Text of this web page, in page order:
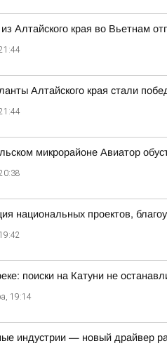
Алтайского края во Вьетнам
Алтайского края стали
микрорайоне Авиатор
национальных проектов,
поиски на Катуни не
19:14
индустрии — новый драйвер